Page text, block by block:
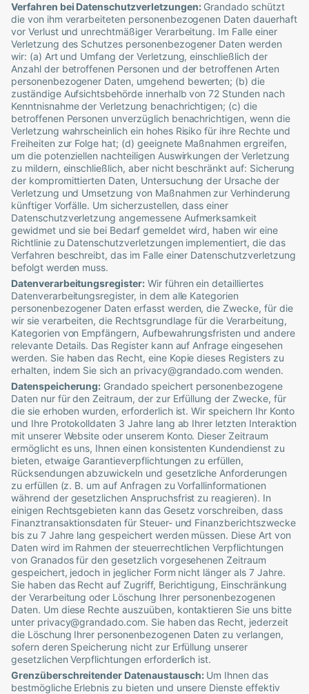
Verfahren bei Datenschutzverletzungen: Grandado schützt
die von ihm verarbeiteten personenbezogenen Daten dauerhaft
vor Verlust und unrechtmäßiger Verarbeitung. Im Falle einer
Verletzung des Schutzes personenbezogener Daten werden
wir: (a) Art und Umfang der Verletzung, einschließlich der
Anzahl der betroffenen Personen und der betroffenen Arten
personenbezogener Daten, umgehend bewerten; (b) die
zuständige Aufsichtsbehörde innerhalb von 72 Stunden nach
Kenntnisnahme der Verletzung benachrichtigen; (c) die
betroffenen Personen unverzüglich benachrichtigen, wenn die
Verletzung wahrscheinlich ein hohes Risiko für ihre Rechte und
Freiheiten zur Folge hat; (d) geeignete Maßnahmen ergreifen,
um die potenziellen nachteiligen Auswirkungen der Verletzung
zu mildern, einschließlich, aber nicht beschränkt auf: Sicherung
der kompromittierten Daten, Untersuchung der Ursache der
Verletzung und Umsetzung von Maßnahmen zur Verhinderung
künftiger Vorfälle. Um sicherzustellen, dass einer
Datenschutzverletzung angemessene Aufmerksamkeit
gewidmet und sie bei Bedarf gemeldet wird, haben wir eine
Richtlinie zu Datenschutzverletzungen implementiert, die das
Verfahren beschreibt, das im Falle einer Datenschutzverletzung
befolgt werden muss.
Datenverarbeitungsregister:Wir führen ein detailliertes
Datenverarbeitungsregister, in dem alle Kategorien
personenbezogener Daten erfasst werden, die Zwecke, für die
wir sie verarbeiten, die Rechtsgrundlage für die Verarbeitung,
Kategorien von Empfängern, Aufbewahrungsfristen und andere
relevante Details. Das Register kann auf Anfrage eingesehen
werden. Sie haben das Recht, eine Kopie dieses Registers zu
erhalten, indem Sie sich an privacy@grandado.com wenden.
Datenspeicherung: Grandadospeichert personenbezogene
Daten nur für den Zeitraum, der zur Erfüllung der Zwecke, für
die sie erhoben wurden, erforderlich ist. Wir speichern Ihr Konto
und Ihre Protokolldaten 3 Jahre lang ab Ihrer letzten Interaktion
mit unserer Website oder unserem Konto. Dieser Zeitraum
ermöglicht es uns, Ihnen einen konsistenten Kundendienst zu
bieten, etwaige Garantieverpflichtungen zu erfüllen,
Rücksendungen abzuwickeln und gesetzliche Anforderungen
zu erfüllen (z. B. um auf Anfragen zu Vorfallinformationen
während der gesetzlichen Anspruchsfrist zu reagieren). In
einigen Rechtsgebieten kann das Gesetz vorschreiben, dass
Finanztransaktionsdaten für Steuer- und Finanzberichtszwecke
bis zu 7 Jahre lang gespeichert werden müssen. Diese Art von
Daten wird im Rahmen der steuerrechtlichen Verpflichtungen
von Granados für den gesetzlich vorgesehenen Zeitraum
gespeichert, jedoch in jeglicher Form nicht länger als 7 Jahre.
Sie haben das Recht auf Zugriff, Berichtigung, Einschränkung
der Verarbeitung oder Löschung Ihrer personenbezogenen
Daten. Um diese Rechte auszuüben, kontaktieren Sie uns bitte
unter privacy@grandado.com. Sie haben das Recht, jederzeit
die Löschung Ihrer personenbezogenen Daten zu verlangen,
sofern deren Speicherung nicht zur Erfüllung unserer
gesetzlichen Verpflichtungen erforderlich ist.
Grenzüberschreitender Datenaustausch:Um Ihnen das
bestmögliche Erlebnis zu bieten und unsere Dienste effektiv